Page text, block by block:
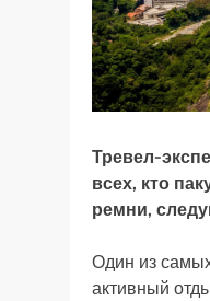
Тревел-
всех, кто
ремни,
Один из
активный